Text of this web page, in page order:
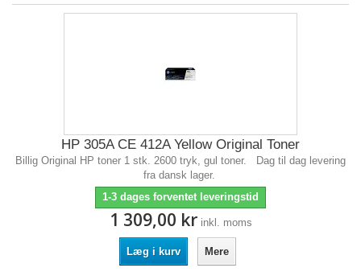
HP 305A CE 412A Yellow Original Toner
Billig Original HP toner 1 stk. 2600 tryk, gul toner. Dag til dag levering
fra dansk lager.
1-3 dages forventet leveringstid
1 309,00 kr inkl. moms
Læg i kurv Mere